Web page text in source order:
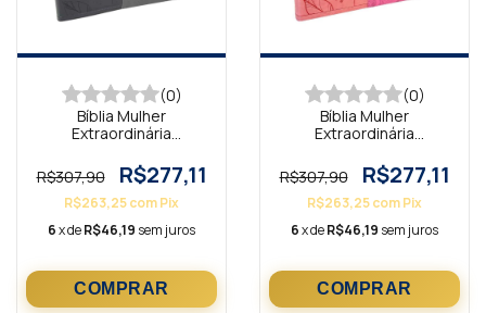
(0)
Bíblia Mulher
Extraordinária
Preta KJA
R$307,90 R$277,11
R$263,25comPix
6x deR$46,19 sem juros
(0)
Bíblia Mulher
Extraordinária
Rosa KJA
R$307,90 R$277,11
R$263,25comPix
6x deR$46,19 sem juros